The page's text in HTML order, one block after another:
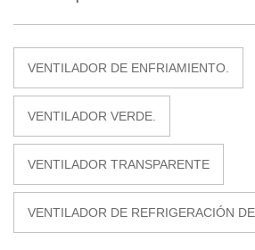
VENTILADOR DE ENFRIAMIENTO.
VENTILADOR VERDE.
VENTILADOR TRANSPARENTE
VENTILADOR DE REFRIGERACIÓN